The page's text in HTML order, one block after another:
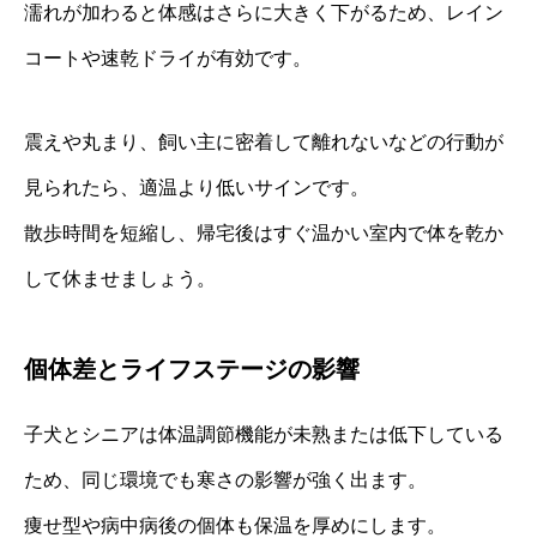
濡れが加わると体感はさらに大きく下がるため、レイン
コートや速乾ドライが有効です。
震えや丸まり、飼い主に密着して離れないなどの行動が
見られたら、適温より低いサインです。
散歩時間を短縮し、帰宅後はすぐ温かい室内で体を乾か
して休ませましょう。
個体差とライフステージの影響
子犬とシニアは体温調節機能が未熟または低下している
ため、同じ環境でも寒さの影響が強く出ます。
痩せ型や病中病後の個体も保温を厚めにします。